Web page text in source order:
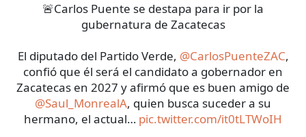
🚨Carlos Puente se destapa para ir por la
gubernatura de Zacatecas
El diputado del Partido Verde, @CarlosPuenteZAC,
confió que él será el candidato a gobernador en
Zacatecas en 2027 y afirmó que es buen amigo de
@Saul_MonrealA, quien busca suceder a su
hermano, el actual… pic.twitter.com/it0tLTWoIH